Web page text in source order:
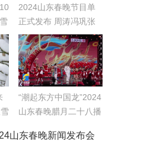
2024山东春晚节目单
正式发布 周涛冯巩张
杰将同台演绎
“潮起东方中国龙”2024
山东春晚腊月二十八播
山东春晚新闻发布会